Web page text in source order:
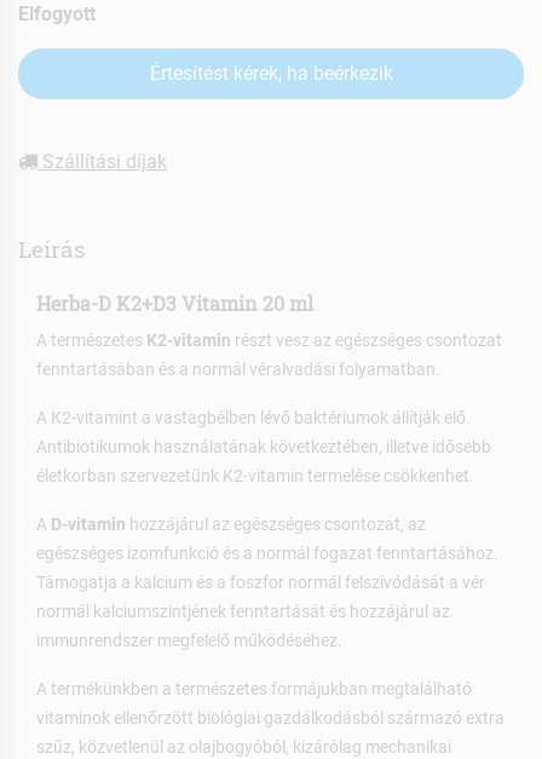
Elfogyott
Értesítést kérek, ha beérkezik
Szállítási díjak
Leírás
Herba-D K2+D3 Vitamin 20 ml
A természetes K2-vitamin részt vesz az egészséges csontozat
fenntartásában és a normál véralvadási folyamatban.
A K2-vitamint a vastagbélben lévő baktériumok állítják elő.
Antibiotikumok használatának következtében, illetve idősebb
életkorban szervezetünk K2-vitamin termelése csökkenhet.
A D-vitamin hozzájárul az egészséges csontozat, az
egészséges izomfunkció és a normál fogazat fenntartásához.
Támogatja a kalcium és a foszfor normál felszívódását a vér
normál kalciumszintjének fenntartását és hozzájárul az
immunrendszer megfelelő működéséhez.
A termékünkben a természetes formájukban megtalálható
vitaminok ellenőrzött biológiai gazdálkodásból származó extra
szűz, közvetlenül az olajbogyóból, kizárólag mechanikai